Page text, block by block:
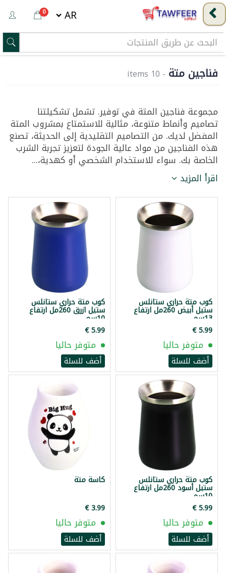
0
فناجين متة - 10 items
مجموعة فناجين المتة في توفير. تشمل تشكيلتنا
تصاميم وأنماط متنوعة، مثالية للاستمتاع بمشروب المتة
المفضل لديك. من التصاميم التقليدية إلى الحديثة، تصنع
هذه الفناجين من مواد عالية الجودة لتعزيز تجربة الشرب
الخاصة بك. سواء للاستخدام الشخصي أو كهدية،...
اقرأ المزيد
كوب متة حراري ستانلس
ستيل أبيض 260مل ارتفاع
13سم
متوفر حاليا
أضف للسلة
كوب متة حراري ستانلس
ستيل ازرق 260مل ارتفاع
10سم
متوفر حاليا
أضف للسلة
كوب متة حراري ستانلس
ستيل أسود 260مل ارتفاع
10سم
متوفر حاليا
أضف للسلة
كاسة متة
متوفر حاليا
أضف للسلة